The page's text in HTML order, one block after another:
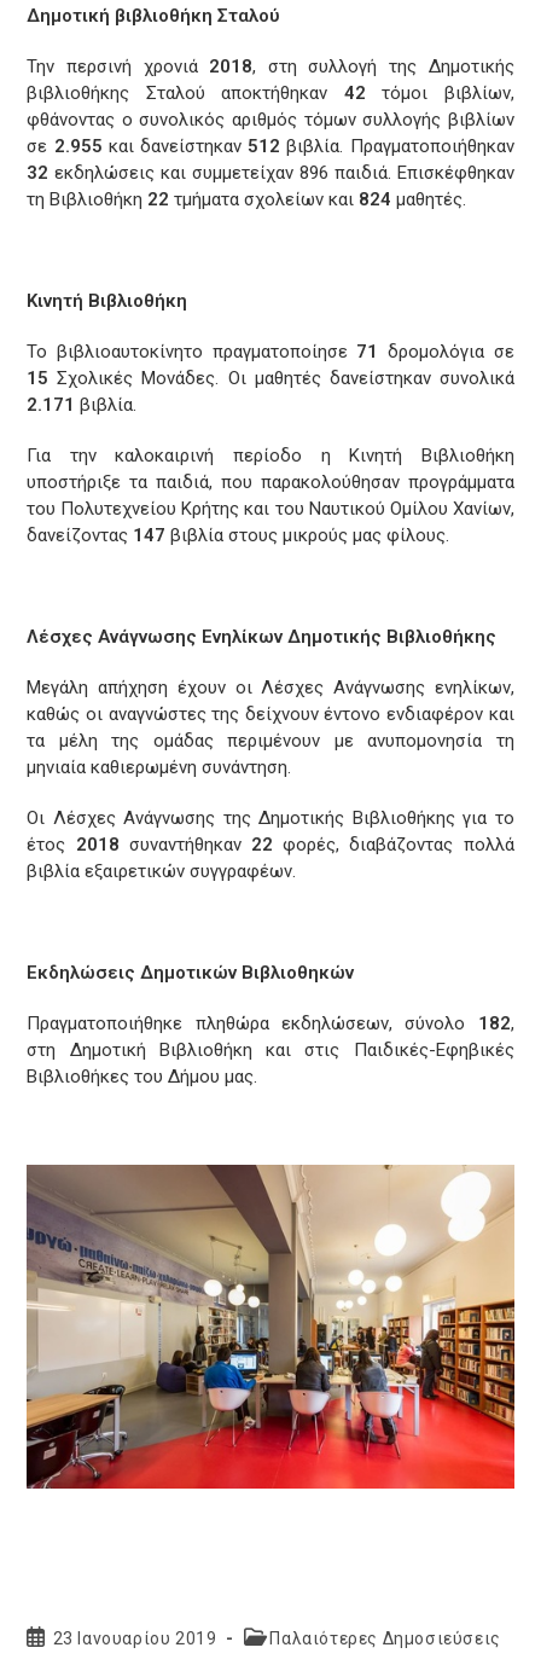
Δημοτική βιβλιοθήκη Σταλού
Την περσινή χρονιά 2018, στη συλλογή της Δημοτικής
βιβλιοθήκης Σταλού αποκτήθηκαν 42 τόμοι βιβλίων,
φθάνοντας ο συνολικός αριθμός τόμων συλλογής βιβλίων
σε 2.955 και δανείστηκαν 512 βιβλία. Πραγματοποιήθηκαν
32 εκδηλώσεις και συμμετείχαν 896 παιδιά. Επισκέφθηκαν
τη Βιβλιοθήκη 22 τμήματα σχολείων και 824 μαθητές.
Κινητή Βιβλιοθήκη
Το βιβλιοαυτοκίνητο πραγματοποίησε 71
δρομολόγια σε
15 Σχολικές Μονάδες. Οι μαθητές δανείστηκαν συνολικά
2.171 βιβλία.
Για την καλοκαιρινή περίοδο η Κινητή Βιβλιοθήκη
υποστήριξε τα παιδιά, που παρακολούθησαν προγράμματα
του Πολυτεχνείου Κρήτης και του Ναυτικού Ομίλου Χανίων,
δανείζοντας 147 βιβλία στους μικρούς μας φίλους.
Λέσχες Ανάγνωσης Ενηλίκων Δημοτικής Βιβλιοθήκης
Μεγάλη απήχηση έχουν οι Λέσχες Ανάγνωσης ενηλίκων,
καθώς οι αναγνώστες της δείχνουν έντονο ενδιαφέρον και
τα μέλη της ομάδας περιμένουν με ανυπομονησία τη
μηνιαία καθιερωμένη συνάντηση.
Οι Λέσχες Ανάγνωσης της Δημοτικής Βιβλιοθήκης για το
έτος 2018 συναντήθηκαν 22 φορές, διαβάζοντας πολλά
βιβλία εξαιρετικών συγγραφέων.
Εκδηλώσεις Δημοτικών Βιβλιοθηκών
Πραγματοποιήθηκε πληθώρα εκδηλώσεων, σύνολο 182,
στη Δημοτική Βιβλιοθήκη και στις Παιδικές-Εφηβικές
Βιβλιοθήκες του Δήμου μας.
Post23 Ιανουαρίου 2019
PostΠαλαιότερες Δημοσιεύσεις